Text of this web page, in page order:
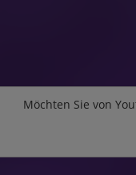
Möchten Sie von